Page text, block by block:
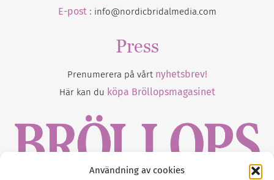
Användning av cookies
E-post : info@nordicbridalmedia.com
Press
Prenumerera på vårt nyhetsbrev!
Här kan du köpa Bröllopsmagasinet